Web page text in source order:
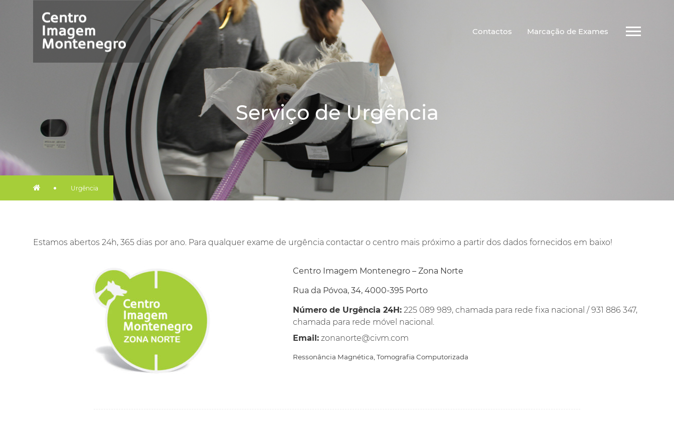
Contactos Marcação de Exames
Serviço de Urgência
Urgência
Estamos abertos 24h, 365 dias por ano. Para qualquer exame de urgência contactar o centro mais próximo a partir dos dados fornecidos em baixo!
Centro Imagem Montenegro – Zona Norte
Rua da Póvoa, 34, 4000-395 Porto
Número de Urgência 24H:225 089 989, chamada para rede fixa nacional / 931 886 347,
chamada para rede móvel nacional.
Email:zonanorte@civm.com
Ressonância Magnética, Tomografia Computorizada